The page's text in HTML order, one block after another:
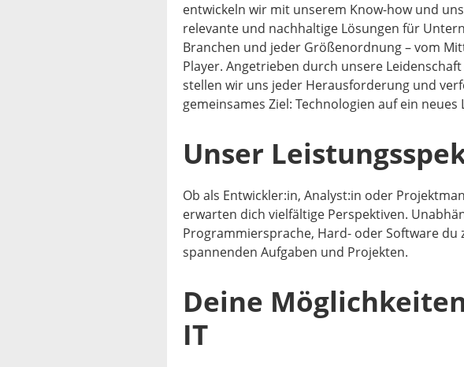
entwickeln wir mit unserem Know-how und
relevante und nachhaltige Lösungen für
Branchen und jeder Größenordnung – vom
Player. Angetrieben durch unsere
stellen wir uns jeder Herausforderung und
gemeinsames Ziel: Technologien auf ein neues
Unser
Ob als Entwickler:in, Analyst:in oder
erwarten dich vielfältige Perspektiven.
Programmiersprache, Hard- oder Software du
spannenden Aufgaben und Projekten.
Deine
IT